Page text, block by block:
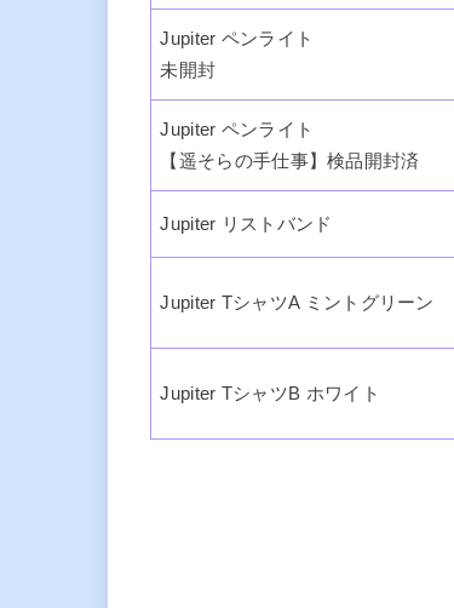
Jupiter ペンライト
未開封
Jupiter ペンライト
【遥そらの手仕事】検品開封済
Jupiter リストバンド
Jupiter TシャツA ミントグリーン
Jupiter TシャツB ホワイト